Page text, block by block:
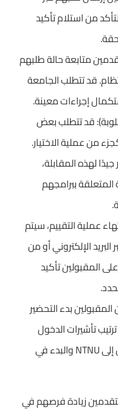
من استلام تأكيد
متابعة حالة طلبهم
قد تتطلب الجامعة
إجراءات معينة.
قد تتطلب بعض
من عملية الاختيار.
لهذه المقابلة،
المتعلقة ببرامجهم
عملية التقييم، سيتم
الإلكتروني أو من
على المقبولين تأكيد
بدء التحضير
تأشيرات الدخول
والإقامة، والاستعداد للانتقال إلى NTNU والبدء في
زيادة فرصهم في